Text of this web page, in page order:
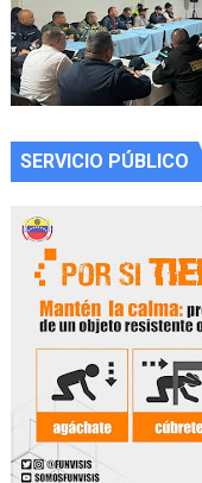
SERVICIO PÚBLICO